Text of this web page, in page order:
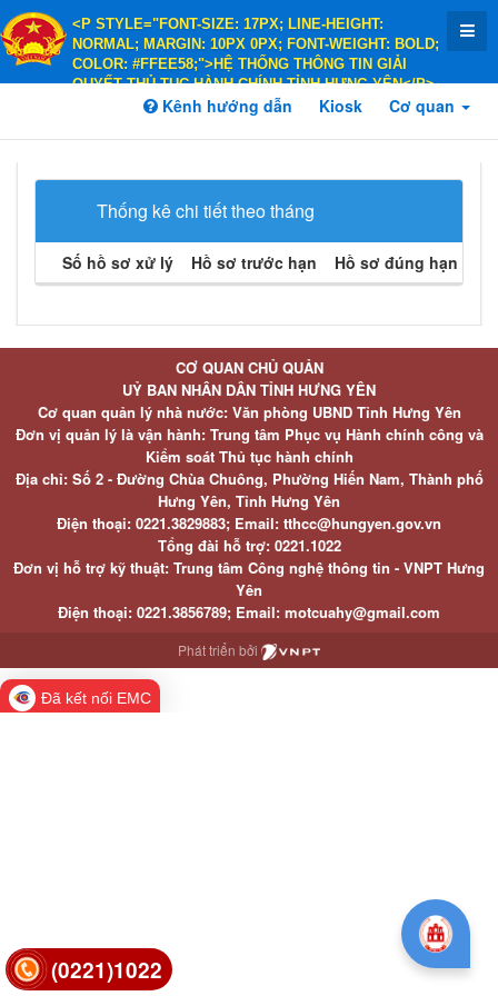
<P STYLE="FONT-SIZE: 17PX; LINE-HEIGHT:
NORMAL; MARGIN: 10PX 0PX; FONT-WEIGHT: BOLD;
COLOR: #FFEE58;">HỆ THỐNG THÔNG TIN GIẢI
QUYẾT THỦ TỤC HÀNH CHÍNH TỈNH HƯNG YÊN</P>
<P STYLE="FONT-SIZE: 14PX; LINE-HEIGHT:
COLOR: #FFEE58;">HÀNH CHÍNH PHỤC VỤ</P>
Kênh hướng dẫn Kiosk Cơ quan
Thống kê chi tiết theo tháng
Số hồ sơ xử lý Hồ sơ trước hạn Hồ sơ đúng hạn
(0221)1022
CƠ QUAN CHỦ QUẢN
UỶ BAN NHÂN DÂN TỈNH HƯNG YÊN
Cơ quan quản lý nhà nước: Văn phòng UBND Tỉnh Hưng Yên
Đơn vị quản lý là vận hành: Trung tâm Phục vụ Hành chính công và
Kiểm soát Thủ tục hành chính
Địa chỉ: Số 2 - Đường Chùa Chuông, Phường Hiến Nam, Thành phố
Hưng Yên, Tỉnh Hưng Yên
Điện thoại: 0221.3829883; Email: tthcc@hungyen.gov.vn
Tổng đài hỗ trợ: 0221.1022
Đơn vị hỗ trợ kỹ thuật: Trung tâm Công nghệ thông tin - VNPT Hưng
Yên
Điện thoại: 0221.3856789; Email: motcuahy@gmail.com
Phát triển bởi
Đã kết nối EMC